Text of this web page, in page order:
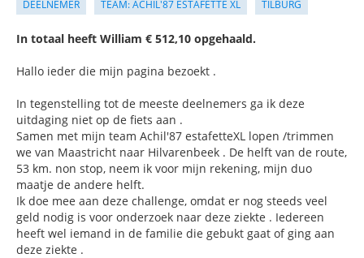
DEELNEMER
TEAM: ACHIL'87 ESTAFETTE XL TILBURG
In totaal heeft William € 512,10 opgehaald.
Hallo ieder die mijn pagina bezoekt .
In tegenstelling tot de meeste deelnemers ga ik deze
uitdaging niet op de fiets aan .
Samen met mijn team Achil'87 estafetteXL lopen /trimmen
we van Maastricht naar Hilvarenbeek . De helft van de route,
53 km. non stop, neem ik voor mijn rekening, mijn duo
maatje de andere helft.
Ik doe mee aan deze challenge, omdat er nog steeds veel
geld nodig is voor onderzoek naar deze ziekte . Iedereen
heeft wel iemand in de familie die gebukt gaat of ging aan
deze ziekte .